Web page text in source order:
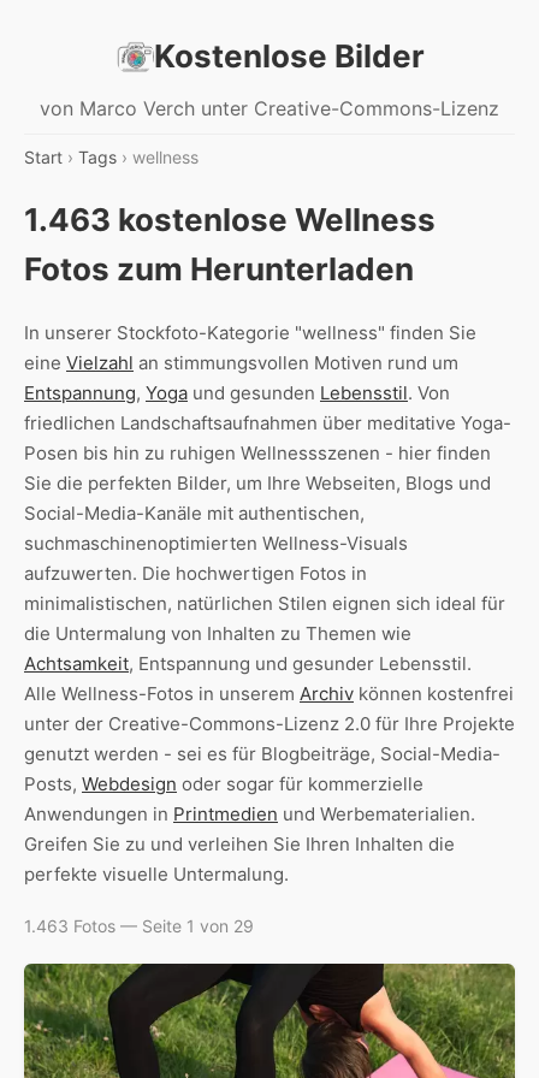
Kostenlose Bilder
von Marco Verch unter Creative-Commons-Lizenz
Start › Tags › wellness
1.463 kostenlose Wellness
Fotos zum Herunterladen
In unserer Stockfoto-Kategorie "wellness" finden Sie
eine Vielzahl an stimmungsvollen Motiven rund um
Entspannung, Yoga und gesunden Lebensstil. Von
friedlichen Landschaftsaufnahmen über meditative Yoga-
Posen bis hin zu ruhigen Wellnessszenen - hier finden
Sie die perfekten Bilder, um Ihre Webseiten, Blogs und
Social-Media-Kanäle mit authentischen,
suchmaschinenoptimierten Wellness-Visuals
aufzuwerten. Die hochwertigen Fotos in
minimalistischen, natürlichen Stilen eignen sich ideal für
die Untermalung von Inhalten zu Themen wie
Achtsamkeit, Entspannung und gesunder Lebensstil.
Alle Wellness-Fotos in unserem Archiv können kostenfrei
unter der Creative-Commons-Lizenz 2.0 für Ihre Projekte
genutzt werden - sei es für Blogbeiträge, Social-Media-
Posts, Webdesign oder sogar für kommerzielle
Anwendungen in Printmedien und Werbematerialien.
Greifen Sie zu und verleihen Sie Ihren Inhalten die
perfekte visuelle Untermalung.
1.463 Fotos — Seite 1 von 29